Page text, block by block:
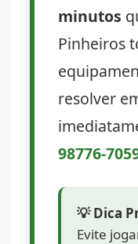
minutos
Pinheiros
resolver
98776-
💡 Dica
Evite